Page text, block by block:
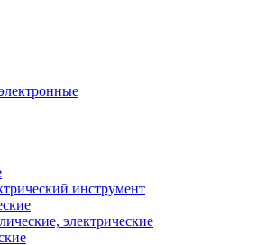
инструмент
электрические